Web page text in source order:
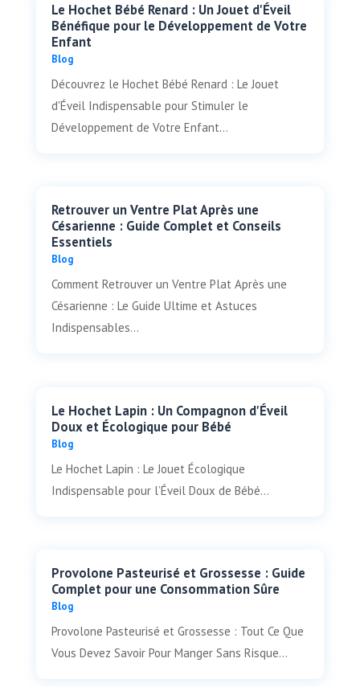
Le Hochet Bébé Renard : Un Jouet d'Éveil
Bénéfique pour le Développement de Votre
Enfant
Blog
Découvrez le Hochet Bébé Renard : Le Jouet
d'Éveil Indispensable pour Stimuler le
Développement de Votre Enfant...
Retrouver un Ventre Plat Après une
Césarienne : Guide Complet et Conseils
Essentiels
Blog
Comment Retrouver un Ventre Plat Après une
Césarienne : Le Guide Ultime et Astuces
Indispensables...
Le Hochet Lapin : Un Compagnon d'Éveil
Doux et Écologique pour Bébé
Blog
Le Hochet Lapin : Le Jouet Écologique
Indispensable pour l’Éveil Doux de Bébé...
Provolone Pasteurisé et Grossesse : Guide
Complet pour une Consommation Sûre
Blog
Provolone Pasteurisé et Grossesse : Tout Ce Que
Vous Devez Savoir Pour Manger Sans Risque...